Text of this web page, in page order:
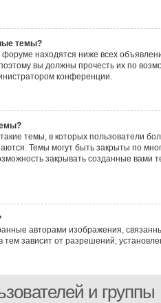
темы?
находятся ниже всех
вы должны прочесть их по
конференции.
темы, в которых пользователи
Темы могут быть закрыты по
закрывать созданные вами
авторами изображения,
тем зависит от разрешений,
и группы